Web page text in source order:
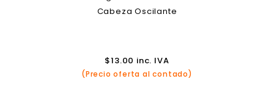
Cabeza Oscilante
$13.00 inc. IVA
(Precio oferta al contado)